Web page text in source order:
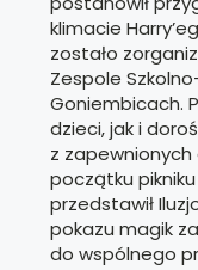
klimacie
zostało
Zespole
Goniembicach.
dzieci, jak i
z
początku
przedstawił
pokazu magik
do wspólnego